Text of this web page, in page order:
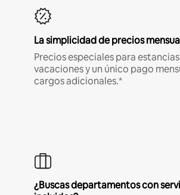
La simplicidad de precios
Precios especiales para
vacaciones y un único pago
cargos adicionales.*
¿Buscas departamentos con